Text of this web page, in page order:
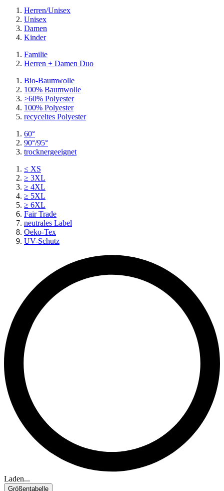
Herren/Unisex
Unisex
Damen
Kinder
Familie
Herren + Damen Duo
Bio-Baumwolle
100% Baumwolle
>60% Polyester
100% Polyester
recyceltes Polyester
60°
90°/95°
trocknergeeignet
≤ XS
≥ 3XL
≥ 4XL
≥ 5XL
≥ 6XL
Fair Trade
neutrales Label
Oeko-Tex
UV-Schutz
Laden...
Größentabelle